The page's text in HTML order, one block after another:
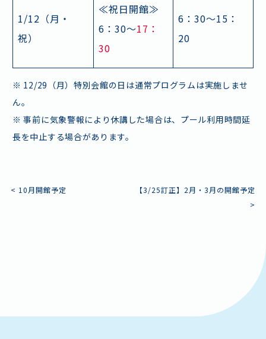
1/12（月・
祝）
≪祝日開館≫
6：30～17：
30
6：30～15：
20
※ 12/29（月）特別会館の日は通常プログラムは実施しませ
ん。
※ 事前に気象警報により休講した場合は、プール利用時間延
長を中止する場合があります。
投
ー
< 10月開館予定
【3/25訂正】2月・3月の開館予定
>